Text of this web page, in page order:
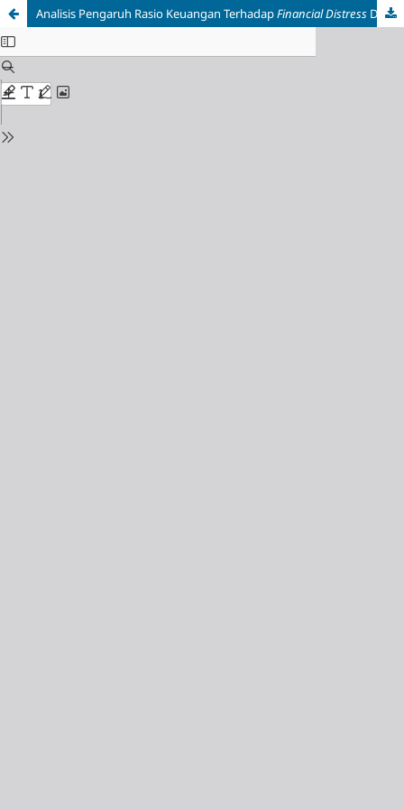
Analisis Pengaruh Rasio Keuangan TerhadapFinancial Distress Dengan